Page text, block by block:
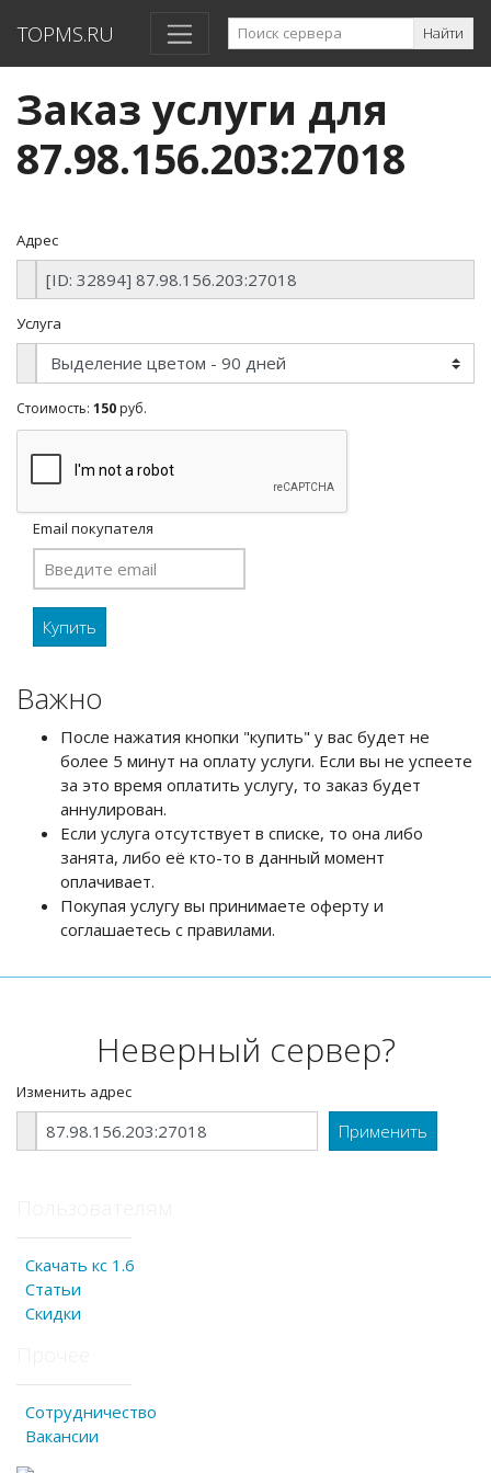
TOPMS.RU Найти
Заказ услуги для
87.98.156.203:27018
Адрес
Услуга
Стоимость: 150 руб.
Email покупателя
Важно
После нажатия кнопки "купить" у вас будет не
более 5 минут на оплату услуги. Если вы не успеете
за это время оплатить услугу, то заказ будет
аннулирован.
Если услуга отсутствует в списке, то она либо
занята, либо её кто-то в данный момент
оплачивает.
Покупая услугу вы принимаете оферту и
соглашаетесь с правилами.
Неверный сервер?
Изменить адрес
Скачать кс 1.6
Статьи
Скидки
Сотрудничество
Вакансии